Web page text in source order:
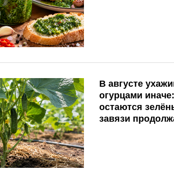
В августе
огурцами
остаются
завязи